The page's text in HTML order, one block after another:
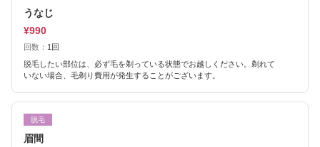
うなじ
¥990
回数： 1回
脱毛したい部位は、必ず毛を剃っている状態でお越しください。剃れて
いない場合、毛剃り費用が発生することがございます。
脱毛
眉間